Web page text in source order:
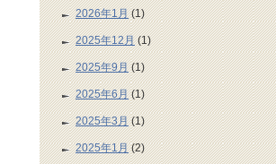
2026年1月(1)
2025年12月(1)
2025年9月(1)
2025年6月(1)
2025年3月(1)
2025年1月(2)